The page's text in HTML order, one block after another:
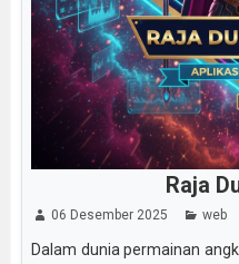
Raja
06 Desember 2025 web
Dalam dunia permainan